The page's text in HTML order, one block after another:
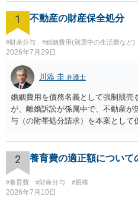
1 不動産の財産保全処分
#財産分与 #婚姻費用(別居中の生活費など)
2026年7月29日
川添 圭 弁護士
婚姻費用を債務名義として強制競売
が、離婚訴訟が係属中で、不動産が
与（の附帯処分請求）を本案として
えられます。弁護士へ依頼している
談してください。
2 養育費の適正額について
#養育費 #財産分与 #親権
2026年7月10日